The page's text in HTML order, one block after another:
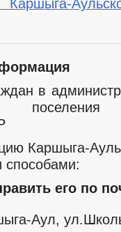
в
поселения
Каршыга-
способами:
его по
Аул,